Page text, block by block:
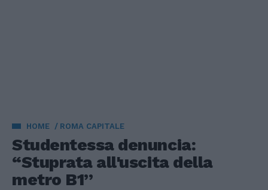
HOME ROMA CAPITALE
Studentessa denuncia:
“Stuprata all'uscita della
metro B1”